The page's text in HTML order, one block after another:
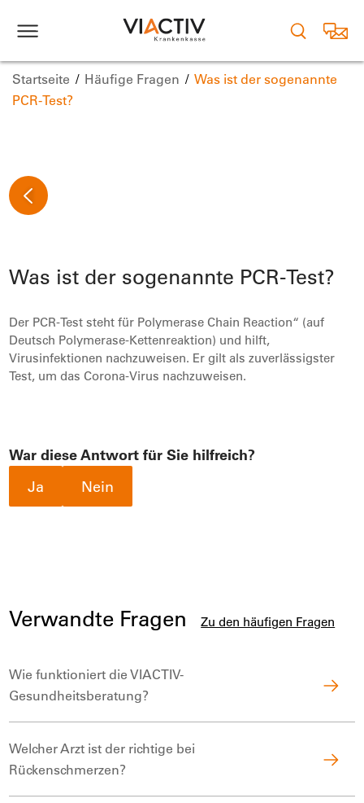
Startseite Häufige Fragen
Was ist der sogenannte
PCR-Test?
Was ist der sogenannte PCR-Test?
Der PCR-Test steht für Polymerase Chain Reaction“ (auf
Deutsch Polymerase-Kettenreaktion) und hilft,
Virusinfektionen nachzuweisen. Er gilt als zuverlässigster
Test, um das Corona-Virus nachzuweisen.
War diese Antwort für Sie hilfreich?
Ja
Nein
Verwandte Fragen Zu den häufigen Fragen
Wie funktioniert die VIACTIV-
Gesundheitsberatung?
Welcher Arzt ist der richtige bei
Rückenschmerzen?